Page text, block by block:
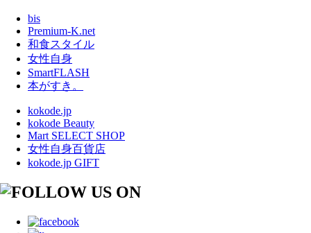
bis
Premium-K.net
和食スタイル
女性自身
SmartFLASH
本がすき。
kokode.jp
kokode Beauty
Mart SELECT SHOP
女性自身百貨店
kokode.jp GIFT